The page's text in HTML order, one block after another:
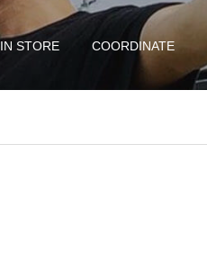
IN STORE COORDINATE